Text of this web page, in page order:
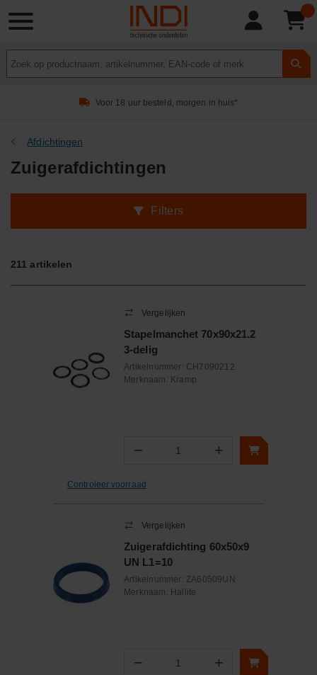
Voor 18 uur besteld, morgen in huis*
Afdichtingen
Zuigerafdichtingen
Filters
211 artikelen
Vergelijken
Stapelmanchet 70x90x21.2
3-delig
Artikelnummer: CH7090212
Merknaam: Kramp
− Aantal +
Controleer voorraad
Vergelijken
Zuigerafdichting 60x50x9
UN L1=10
Artikelnummer: ZA60509UN
Merknaam: Hallite
− Aantal +